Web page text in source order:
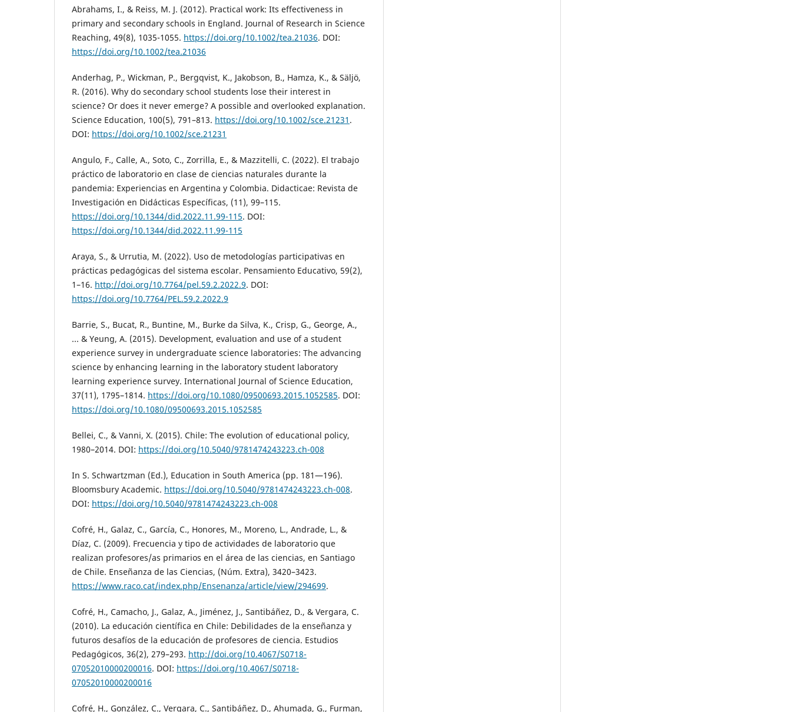
Abrahams, I., & Reiss, M. J. (2012). Practical work: Its effectiveness in
primary and secondary schools in England. Journal of Research in Science
Reaching, 49(8), 1035-1055. https://doi.org/10.1002/tea.21036. DOI:
https://doi.org/10.1002/tea.21036
Anderhag, P., Wickman, P., Bergqvist, K., Jakobson, B., Hamza, K., & Säljö,
R. (2016). Why do secondary school students lose their interest in
science? Or does it never emerge? A possible and overlooked explanation.
Science Education, 100(5), 791–813. https://doi.org/10.1002/sce.21231 .
DOI: https://doi.org/10.1002/sce.21231
Angulo, F., Calle, A., Soto, C., Zorrilla, E., & Mazzitelli, C. (2022). El trabajo
práctico de laboratorio en clase de ciencias naturales durante la
pandemia: Experiencias en Argentina y Colombia. Didacticae: Revista de
Investigación en Didácticas Específicas, (11), 99–115.
https://doi.org/10.1344/did.2022.11.99-115. DOI:
https://doi.org/10.1344/did.2022.11.99-115
Araya, S., & Urrutia, M. (2022). Uso de metodologías participativas en
prácticas pedagógicas del sistema escolar. Pensamiento Educativo, 59(2),
1–16. http://doi.org/10.7764/pel.59.2.2022.9. DOI:
https://doi.org/10.7764/PEL.59.2.2022.9
Barrie, S., Bucat, R., Buntine, M., Burke da Silva, K., Crisp, G., George, A.,
... & Yeung, A. (2015). Development, evaluation and use of a student
experience survey in undergraduate science laboratories: The advancing
science by enhancing learning in the laboratory student laboratory
learning experience survey. International Journal of Science Education,
37(11), 1795–1814. https://doi.org/10.1080/09500693.2015.1052585. DOI:
https://doi.org/10.1080/09500693.2015.1052585
Bellei, C., & Vanni, X. (2015). Chile: The evolution of educational policy,
1980–2014. DOI: https://doi.org/10.5040/9781474243223.ch-008
In S. Schwartzman (Ed.), Education in South America (pp. 181—196).
Bloomsbury Academic. https://doi.org/10.5040/9781474243223.ch-008.
DOI: https://doi.org/10.5040/9781474243223.ch-008
Cofré, H., Galaz, C., García, C., Honores, M., Moreno, L., Andrade, L., &
Díaz, C. (2009). Frecuencia y tipo de actividades de laboratorio que
realizan profesores/as primarios en el área de las ciencias, en Santiago
de Chile. Enseñanza de las Ciencias, (Núm. Extra), 3420–3423.
https://www.raco.cat/index.php/Ensenanza/article/view/294699.
Cofré, H., Camacho, J., Galaz, A., Jiménez, J., Santibáñez, D., & Vergara, C.
(2010). La educación científica en Chile: Debilidades de la enseñanza y
futuros desafíos de la educación de profesores de ciencia. Estudios
Pedagógicos, 36(2), 279–293. http://doi.org/10.4067/S0718-
07052010000200016. DOI: https://doi.org/10.4067/S0718-
07052010000200016
Cofré, H., González, C., Vergara, C., Santibáñez, D., Ahumada, G., Furman,